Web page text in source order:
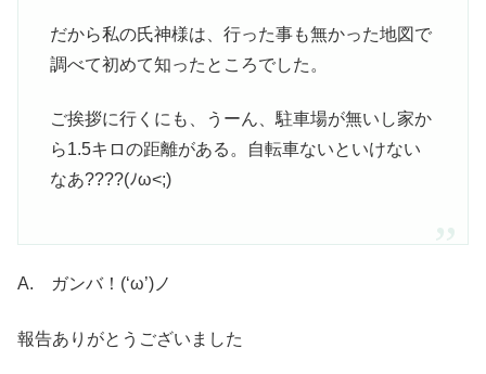
だから私の氏神様は、行った事も無かった地図で
調べて初めて知ったところでした。
ご挨拶に行くにも、うーん、駐車場が無いし家か
ら1.5キロの距離がある。自転車ないといけない
なあ????(ﾉω<;)
A. ガンバ！(‘ω’)ノ
報告ありがとうございました